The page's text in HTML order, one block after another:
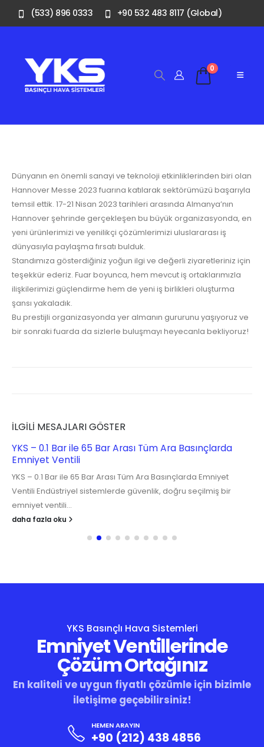
(533) 896 0333 +90 532 483 8117 (Global)
0
Dünyanın en önemli sanayi ve teknoloji etkinliklerinden biri olan
Hannover Messe 2023 fuarına katılarak sektörümüzü başarıyla
temsil ettik. 17-21 Nisan 2023 tarihleri arasında Almanya’nın
Hannover şehrinde gerçekleşen bu büyük organizasyonda, en
yeni ürünlerimizi ve yenilikçi çözümlerimizi uluslararası iş
dünyasıyla paylaşma fırsatı bulduk.
Standımıza gösterdiğiniz yoğun ilgi ve değerli ziyaretleriniz için
teşekkür ederiz. Fuar boyunca, hem mevcut iş ortaklarımızla
ilişkilerimizi güçlendirme hem de yeni iş birlikleri oluşturma
şansı yakaladık.
Bu prestijli organizasyonda yer almanın gururunu yaşıyoruz ve
bir sonraki fuarda da sizlerle buluşmayı heyecanla bekliyoruz!
İLGILI MESAJLARI GÖSTER
YKS – 0.1 Bar ile 65 Bar Arası Tüm Ara Basınçlarda
Emniyet Ventili
YKS – 0.1 Bar ile 65 Bar Arası Tüm Ara Basınçlarda Emniyet
Ventili Endüstriyel sistemlerde güvenlik, doğru seçilmiş bir
emniyet ventili...
daha fazla oku
YKS Basınçlı Hava Sistemleri
Emniyet Ventillerinde
Çözüm Ortağınız
En kaliteli ve uygun fiyatlı çözümle için bizimle
iletişime geçebilirsiniz!
HEMEN ARAYIN
+90 (212) 438 4856